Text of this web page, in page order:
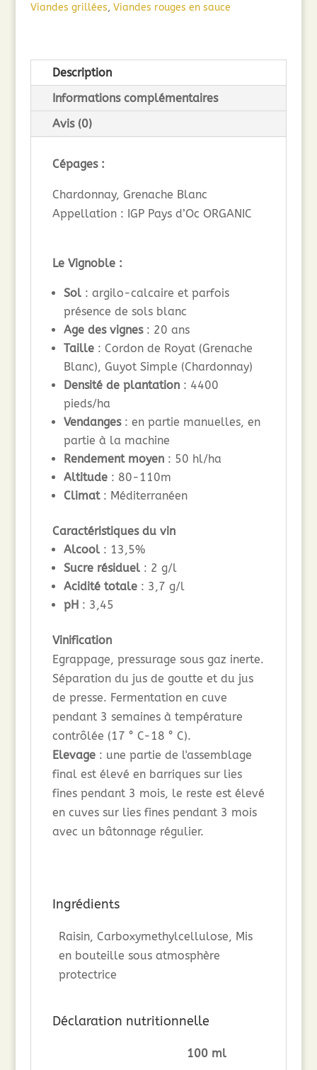
Viandes grillées, Viandes rouges en sauce
Description
Informations complémentaires
Avis (0)
Cépages :
Chardonnay, Grenache Blanc
Appellation : IGP Pays d’Oc ORGANIC
Le Vignoble :
Sol: argilo-calcaire et parfois
présence de sols blanc
Age des vignes: 20 ans
Taille: Cordon de Royat (Grenache
Blanc), Guyot Simple (Chardonnay)
Densité de plantation: 4400
pieds/ha
Vendanges: en partie manuelles, en
partie à la machine
Rendement moyen: 50 hl/ha
Altitude: 80-110m
Climat: Méditerranéen
Caractéristiques du vin
Alcool: 13,5%
Sucre résiduel: 2 g/l
Acidité totale: 3,7 g/l
pH: 3,45
Vinification
Egrappage, pressurage sous gaz inerte.
Séparation du jus de goutte et du jus
de presse. Fermentation en cuve
pendant 3 semaines à température
contrôlée (17 ° C-18 ° C).
Elevage: une partie de l'assemblage
final est élevé en barriques sur lies
fines pendant 3 mois, le reste est élevé
en cuves sur lies fines pendant 3 mois
avec un bâtonnage régulier.
Ingrédients
Raisin, Carboxymethylcellulose, Mis
en bouteille sous atmosphère
protectrice
Déclaration nutritionnelle
100 ml